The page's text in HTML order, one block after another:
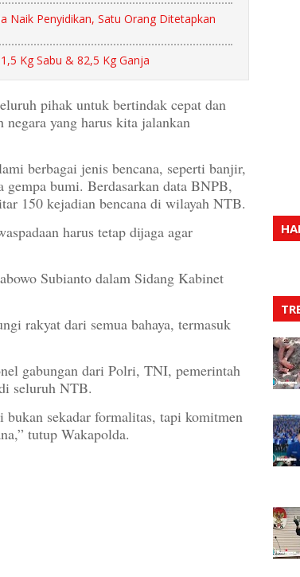
Naik Penyidikan, Satu Orang Ditetapkan
Kg Sabu & 82,5 Kg Ganja
pihak untuk bertindak cepat dan
negara yang harus kita jalankan
berbagai jenis bencana, seperti banjir,
bumi. Berdasarkan data BNPB,
150 kejadian bencana di wilayah NTB.
harus tetap dijaga agar
Subianto dalam Sidang Kabinet
rakyat dari semua bahaya, termasuk
gabungan dari Polri, TNI, pemerintah
seluruh NTB.
sekadar formalitas, tapi komitmen
tutup Wakapolda.